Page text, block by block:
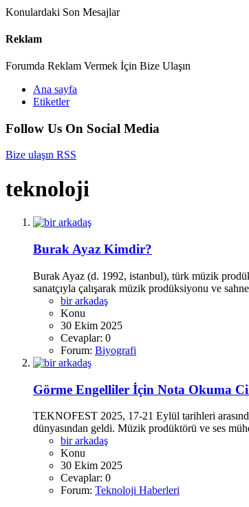
Konulardaki Son Mesajlar
Reklam
Forumda Reklam Vermek İçin Bize Ulaşın
Ana sayfa
Etiketler
Follow Us On Social Media
Bize ulaşın RSS
teknoloji
Burak Ayaz Kimdir?
Burak Ayaz (d. 1992, istanbul), türk müzik
sanatçıyla çalışarak müzik prodüksiyonu ve
bir arkadaş
Konu
30 Ekim 2025
Cevaplar: 0
Forum: Biyografi
Görme Engelliler İçin Nota Okuma
TEKNOFEST 2025, 17-21 Eylül tarihleri
dünyasından geldi. Müzik prodüktörü ve ses
bir arkadaş
Konu
30 Ekim 2025
Cevaplar: 0
Forum: Teknoloji Haberleri